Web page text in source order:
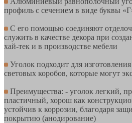
профиль с сечением в виде буквы
С его помощью соединяют
служить в качестве декора при
хай-тек и в производстве мебели
Уголок подходит для
световых коробов, которые могут
Преимущества: - уголок легкий,
пластичный, хорош как
устойчив к коррозии, благодаря
покрытию (анодирование)